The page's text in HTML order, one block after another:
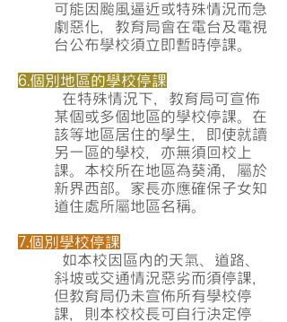
可能因颱風逼近或特殊情況而急
劇惡化，教育局會在電台及電視
台公布學校須立即暫時停課。
6.個別地區的學校停課
在特殊情況下，教育局可宣佈
某個或多個地區的學校停課。在
該等地區居住的學生，即使就讀
另一區的學校，亦無須回校上
課。本校所在地區為葵涌，屬於
新界西部。家長亦應確保子女知
道住處所屬地區名稱。
7.個別學校停課
如本校因區內的天氣、道路、
斜坡或交通情況惡劣而須停課，
但教育局仍未宣佈所有學校停
課，則本校校長可自行決定停